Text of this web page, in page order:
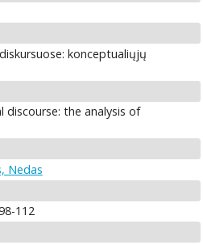
konceptualiųjų
discourse: the analysis of
Nedas
112